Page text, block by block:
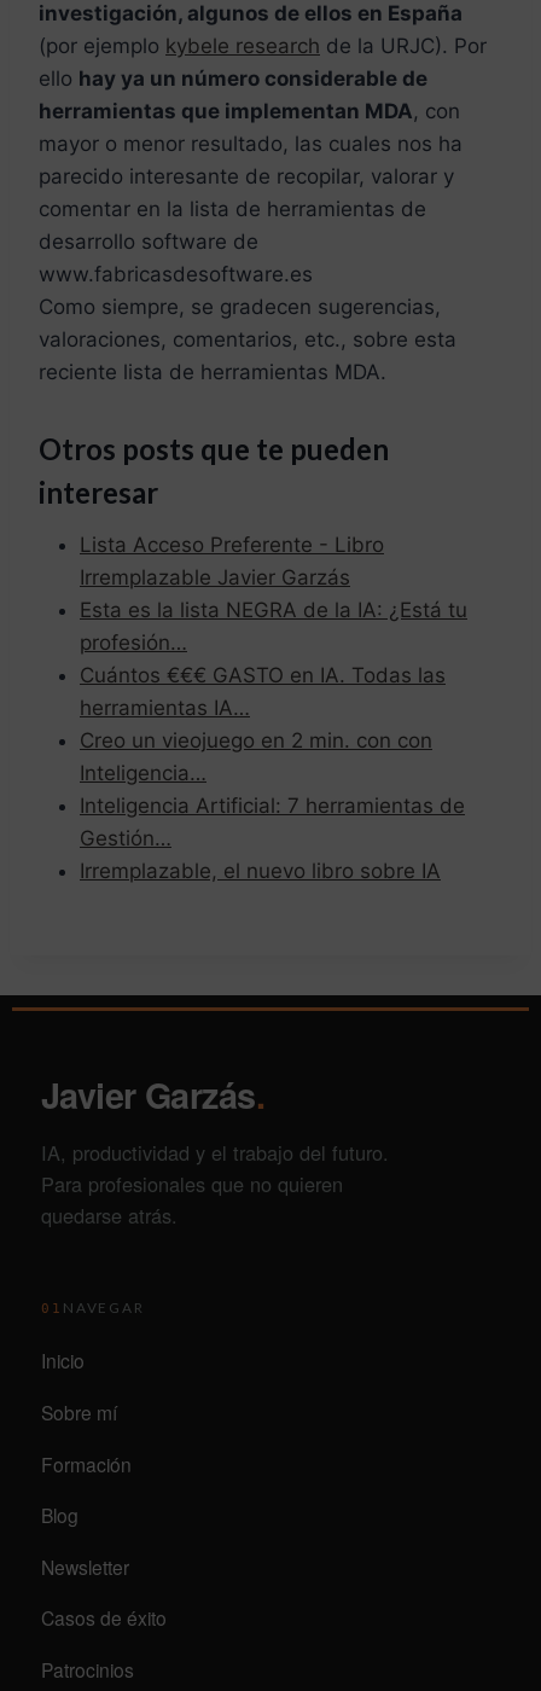
investigación, algunos de ellos en España
(por ejemplo kybele research de la URJC). Por
ello hay ya un número considerable de
herramientas que implementan MDA, con
mayor o menor resultado, las cuales nos ha
parecido interesante de recopilar, valorar y
comentar en la lista de herramientas de
desarrollo software de
www.fabricasdesoftware.es
Como siempre, se gradecen sugerencias,
valoraciones, comentarios, etc., sobre esta
reciente lista de herramientas MDA.
Otros posts que te pueden
interesar
Lista Acceso Preferente - Libro
Irremplazable Javier Garzás
Esta es la lista NEGRA de la IA: ¿Está tu
profesión…
Cuántos €€€ GASTO en IA. Todas las
herramientas IA…
Creo un vieojuego en 2 min. con con
Inteligencia…
Inteligencia Artificial: 7 herramientas de
Gestión…
Irremplazable, el nuevo libro sobre IA
Javier Garzás.
IA, productividad y el trabajo del futuro.
Para profesionales que no quieren
quedarse atrás.
01 NAVEGAR
Inicio
Sobre mí
Formación
Blog
Newsletter
Casos de éxito
Patrocinios